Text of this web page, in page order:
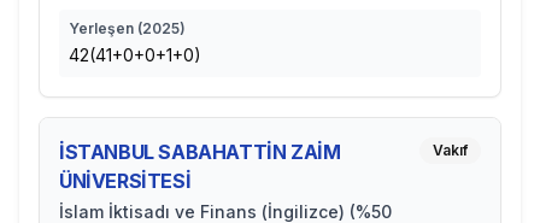
Yerleşen (2025)
42(41+0+0+1+0)
İSTANBUL SABAHATTİN ZAİM
ÜNİVERSİTESİ
İslam İktisadı ve Finans (İngilizce) (%50
Vakıf